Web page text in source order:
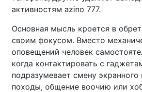
активностям azino 777.
Основная мысль кроется в
своим фокусом. Вместо
оповещений человек
когда контактировать с
подразумевает смену экранного
походы, общение воочию или